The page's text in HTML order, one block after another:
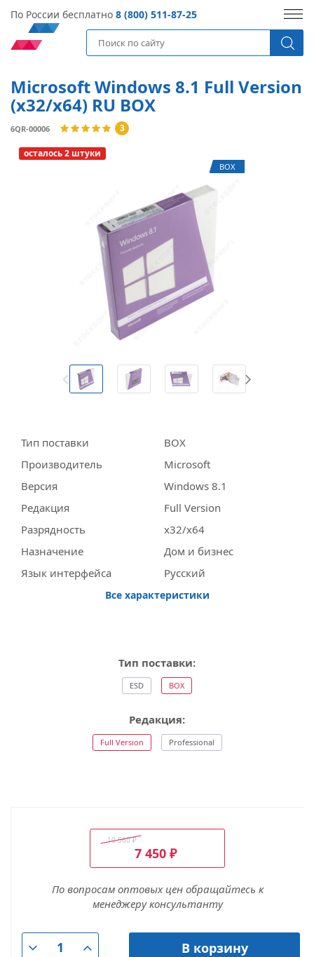
По России бесплатно 8 (800) 511-87-25
Microsoft Windows 8.1 Full Version
(x32/x64) RU BOX
6QR-00006 3
осталось 2 штуки
BOX
Тип поставки
BOX
Производитель
Miсrosoft
Версия
Windows 8.1
Редакция
Full Version
Разрядность
x32/x64
Назначение
Дом и бизнес
Язык интерфейса
Русский
Все характеристики
Тип поставки:
ESD BOX
Редакция:
Full Version Professional
10 560₽
7 450 ₽
По вопросам оптовых цен обращайтесь к
менеджеру консультанту
В корзину